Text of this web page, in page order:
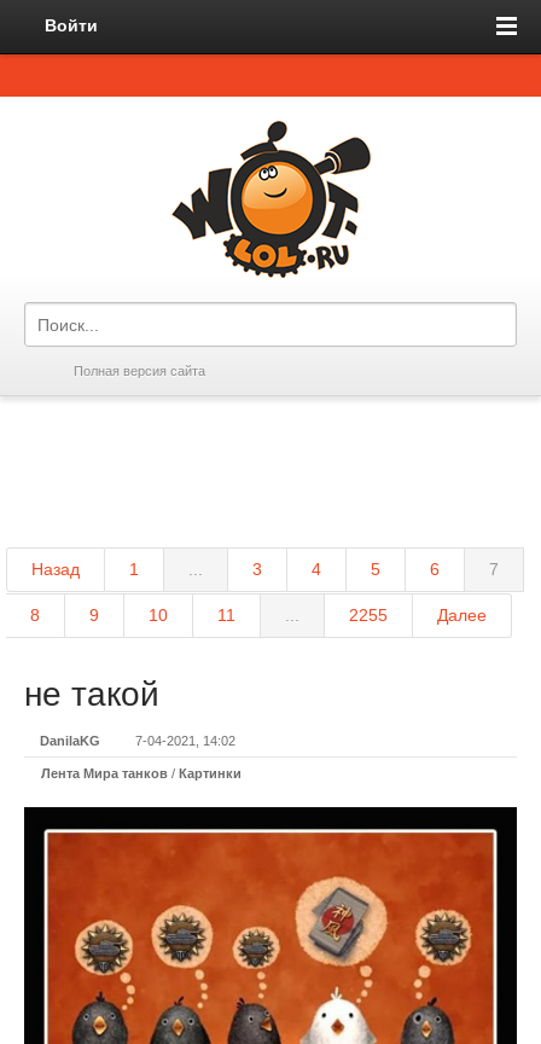
Войти
Полная версия сайта
Назад 1 3 4 5 6 7
8 9 10 11 2255 Далее
не такой
DanilaKG 7-04-2021, 14:02
Лента Мира танков / Картинки